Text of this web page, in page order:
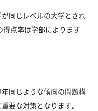
同じレベルの大学とされ
点率は学部によります
同じような傾向の問題構
要な対策となります。